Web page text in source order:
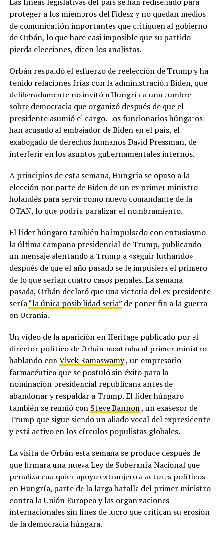
proteger a los miembros del Fidesz y no quedan medios
de comunicación importantes que critiquen al gobierno
de Orbán, lo que hace casi imposible que su partido
pierda elecciones, dicen los analistas.
Orbán respaldó el esfuerzo de reelección de Trump y ha
tenido relaciones frías con la administración Biden, que
deliberadamente no invitó a Hungría a una cumbre
sobre democracia que organizó después de que el
presidente asumió el cargo. Los funcionarios húngaros
han acusado al embajador de Biden en el país, el
exabogado de derechos humanos David Pressman, de
interferir en los asuntos gubernamentales internos.
A principios de esta semana, Hungría se opuso a la
elección por parte de Biden de un ex primer ministro
holandés para servir como nuevo comandante de la
OTAN, lo que podría paralizar el nombramiento.
El líder húngaro también ha impulsado con entusiasmo
la última campaña presidencial de Trump, publicando
un mensaje alentando a Trump a «seguir luchando»
después de que el año pasado se le impusiera el primero
de lo que serían cuatro casos penales. La semana
pasada, Orbán declaró que una victoria del ex presidente
sería“la única posibilidad seria”de poner fin a la guerra
en Ucrania.
Un vídeo de la aparición en Heritage publicado por el
director político de Orbán mostraba al primer ministro
hablando conVivek Ramaswamy, un empresario
farmacéutico que se postuló sin éxito para la
nominación presidencial republicana antes de
abandonar y respaldar a Trump. El líder húngaro
también se reunió con Steve Bannon, un exasesor de
Trump que sigue siendo un aliado vocal del expresidente
y está activo en los círculos populistas globales.
La visita de Orbán esta semana se produce después de
que firmara una nueva Ley de Soberanía Nacional que
penaliza cualquier apoyo extranjero a actores políticos
en Hungría, parte de la larga batalla del primer ministro
contra la Unión Europea y las organizaciones
internacionales sin fines de lucro que critican su erosión
de la democracia húngara.